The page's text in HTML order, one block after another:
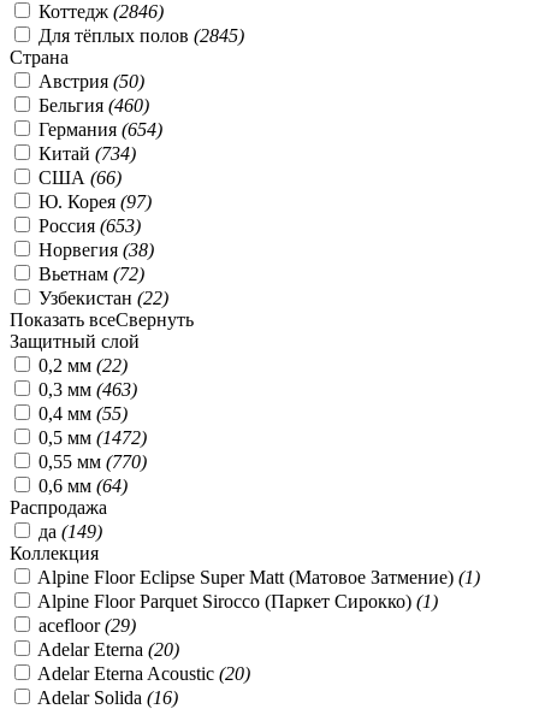
Коттедж (2846)
Для тёплых полов (2845)
Страна
Австрия (50)
Бельгия (460)
Германия (654)
Китай (734)
США (66)
Ю. Корея (97)
Россия (653)
Норвегия (38)
Вьетнам (72)
Узбекистан (22)
Показать всеСвернуть
Защитный слой
0,2 мм (22)
0,3 мм (463)
0,4 мм (55)
0,5 мм (1472)
0,55 мм (770)
0,6 мм (64)
Распродажа
да (149)
Коллекция
Alpine Floor Eclipse Super Matt (Матовое Затмение) (1)
Alpine Floor Parquet Sirocco (Паркет Сирокко) (1)
acefloor(29)
Adelar Eterna (20)
Adelar Eterna Acoustic (20)
Adelar Solida (16)